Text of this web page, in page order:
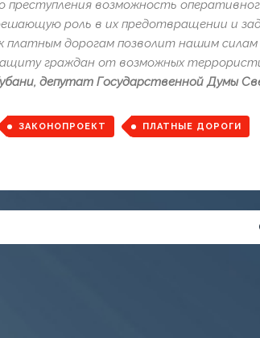
возможность
роль в их предотвращении и
платным дорогам позволит нашим
граждан от возможных
депутат Государственной Думы
ЗАКОНОПРОЕКТ ПЛАТНЫЕ ДОРОГИ